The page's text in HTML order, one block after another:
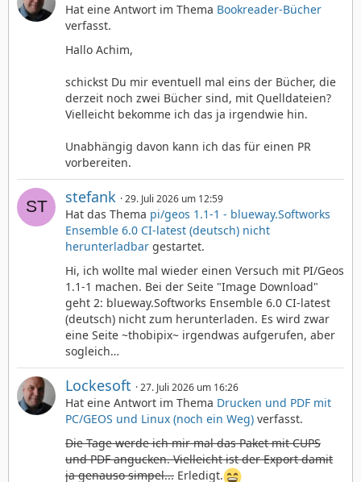
Hat eine Antwort im Thema Bookreader-Bücher
verfasst.
Hallo Achim,
schickst Du mir eventuell mal eins der Bücher, die
derzeit noch zwei Bücher sind, mit Quelldateien?
Vielleicht bekomme ich das ja irgendwie hin.
Unabhängig davon kann ich das für einen PR
vorbereiten.
stefank 29. Juli 2026 um 12:59
Hat das Thema pi/geos 1.1-1 - blueway.Softworks
Ensemble 6.0 CI-latest (deutsch) nicht
herunterladbar gestartet.
Hi, ich wollte mal wieder einen Versuch mit PI/Geos
1.1-1 machen. Bei der Seite "Image Download"
geht 2: blueway.Softworks Ensemble 6.0 CI-latest
(deutsch) nicht zum herunterladen. Es wird zwar
eine Seite ~thobipix~ irgendwas aufgerufen, aber
sogleich…
Lockesoft 27. Juli 2026 um 16:26
Hat eine Antwort im Thema Drucken und PDF mit
PC/GEOS und Linux (noch ein Weg) verfasst.
Die Tage werde ich mir mal das Paket mit CUPS
und PDF angucken. Vielleicht ist der Export damit
ja genauso simpel... Erledigt.